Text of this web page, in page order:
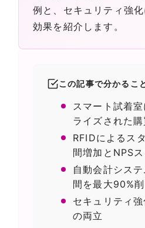
例と、セキュリティ強
効果を紹介します。
この記事で分かるこ
スマート試着
ライズされた
RFIDによるス
間増加とNPS
自動会計シス
間を最大90%
セキュリティ
の両立